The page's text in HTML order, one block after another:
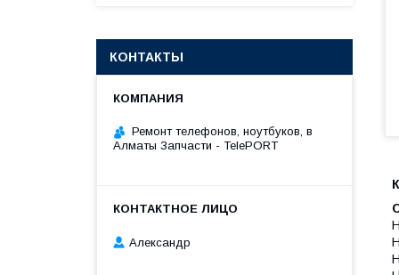
КОНТАКТЫ
Ремонт телефонов, ноутбуков, в
Алматы Запчасти - TelePORT
Александр